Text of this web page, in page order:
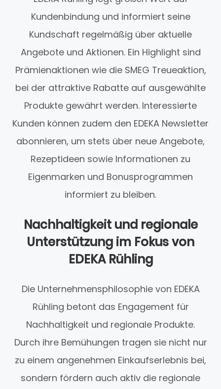
Kundenbindung und informiert seine
Kundschaft regelmäßig über aktuelle
Angebote und Aktionen. Ein Highlight sind
Prämienaktionen wie die SMEG Treueaktion,
bei der attraktive Rabatte auf ausgewählte
Produkte gewährt werden. Interessierte
Kunden können zudem den EDEKA Newsletter
abonnieren, um stets über neue Angebote,
Rezeptideen sowie Informationen zu
Eigenmarken und Bonusprogrammen
informiert zu bleiben.
Nachhaltigkeit und regionale
Unterstützung im Fokus von
EDEKA Rühling
Die Unternehmensphilosophie von EDEKA
Rühling betont das Engagement für
Nachhaltigkeit und regionale Produkte.
Durch ihre Bemühungen tragen sie nicht nur
zu einem angenehmen Einkaufserlebnis bei,
sondern fördern auch aktiv die regionale